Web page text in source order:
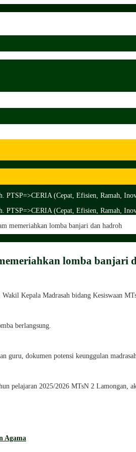
PTSP=>CERIA (Cepat, Efisien, Ramah,
PTSP=>CERIA (Cepat, Efisien, Ramah,
memeriahkan lomba banjari dan hadroh
lomba banjari
Kepala Madrasah bidang Kesiswaan
berlangsung.
guru, dokumen potensi keunggulan
pelajaran 2025/2026 MTsN 2 Lamongan,
Agama